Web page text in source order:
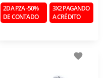
2DA PZA -50%
DE CONTADO
3X2 PAGANDO
A CRÉDITO
favorite